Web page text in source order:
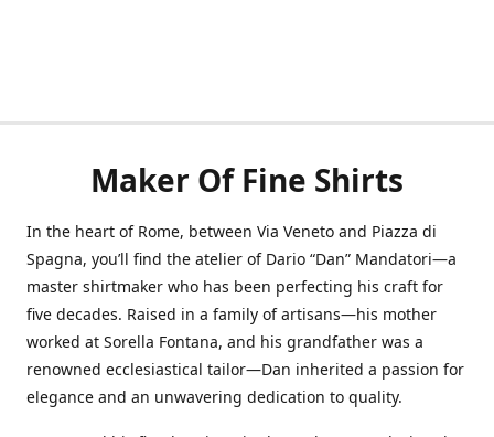
Maker Of Fine Shirts
In the heart of Rome, between Via Veneto and Piazza di
Spagna, you’ll find the atelier of Dario “Dan” Mandatori—a
master shirtmaker who has been perfecting his craft for
five decades. Raised in a family of artisans—his mother
worked at Sorella Fontana, and his grandfather was a
renowned ecclesiastical tailor—Dan inherited a passion for
elegance and an unwavering dedication to quality.